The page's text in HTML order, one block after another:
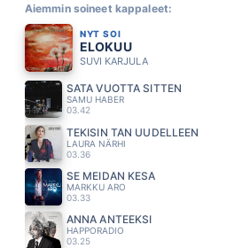
Aiemmin soineet kappaleet:
NYT SOI
ELOKUU
SUVI KARJULA
SATA VUOTTA SITTEN
SAMU HABER
03.42
TEKISIN TÄN UUDELLEEN
LAURA NÄRHI
03.36
SE MEIDÄN KESÄ
MARKKU ARO
03.33
ANNA ANTEEKSI
HAPPORADIO
03.25